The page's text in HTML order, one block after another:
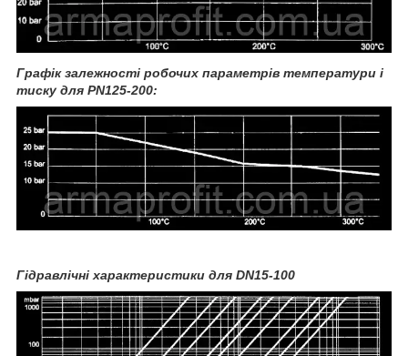
Графік залежності робочих параметрів температури і
тиску для PN125-200:
Гідравлічні характеристики для DN15-100